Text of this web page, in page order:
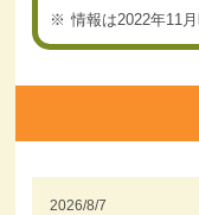
情報は2022年11
2026/8/7